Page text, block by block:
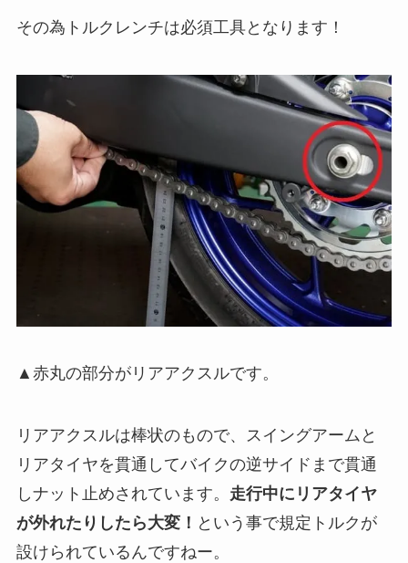
その為トルクレンチは必須工具となります！
▲赤丸の部分がリアアクスルです。
リアアクスルは棒状のもので、スイングアームと
リアタイヤを貫通してバイクの逆サイドまで貫通
しナット止めされています。 走行中にリアタイヤ
が外れたりしたら大変！ という事で規定トルクが
設けられているんですねー。